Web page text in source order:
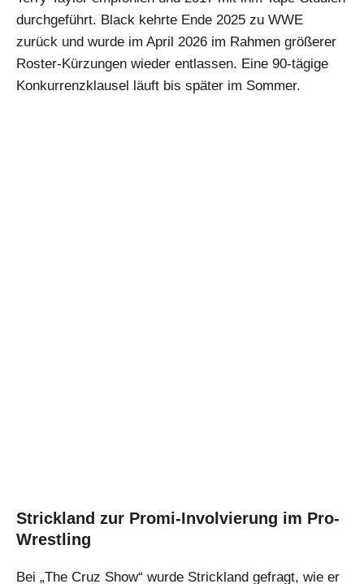
durchgeführt. Black kehrte Ende 2025 zu WWE
zurück und wurde im April 2026 im Rahmen größerer
Roster-Kürzungen wieder entlassen. Eine 90-tägige
Konkurrenzklausel läuft bis später im Sommer.
Strickland zur Promi-Involvierung im Pro-
Wrestling
Bei „The Cruz Show“ wurde Strickland gefragt, wie er